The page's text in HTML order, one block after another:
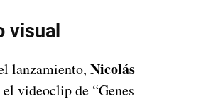
visual
lanzamiento, Nicolás
videoclip de “Genes